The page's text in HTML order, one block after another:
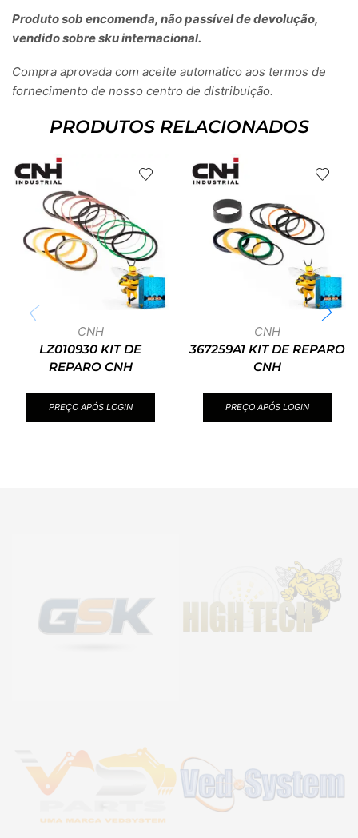
Produto sob encomenda, não passível de devolução,
vendido sobre sku internacional.
Compra aprovada com aceite automatico aos termos de
fornecimento de nosso centro de distribuição.
PRODUTOS RELACIONADOS
CNH
LZ010930 KIT DE
REPARO CNH
PREÇO APÓS LOGIN
CNH
367259A1 KIT DE REPARO
CNH
PREÇO APÓS LOGIN